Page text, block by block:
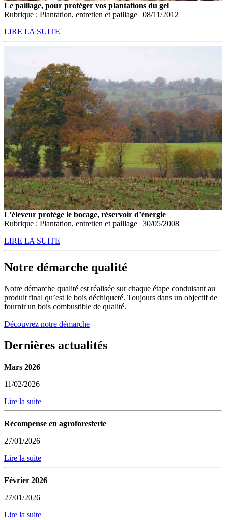
Le paillage, pour protéger vos plantations du gel
Rubrique : Plantation, entretien et paillage | 08/11/2012
LIRE LA SUITE
L’éleveur protège le bocage, réservoir d’énergie
Rubrique : Plantation, entretien et paillage | 30/05/2008
LIRE LA SUITE
Notre démarche qualité
Notre démarche qualité est réalisée sur chaque étape conduisant au
produit final qu’est le bois déchiqueté. Toujours dans un objectif de
fournir un bois combustible de qualité.
Découvrez notre démarche
Dernières actualités
Mars 2026
11/02/2026
Lire la suite
Récompense en agroforesterie
27/01/2026
Lire la suite
Février 2026
27/01/2026
Lire la suite